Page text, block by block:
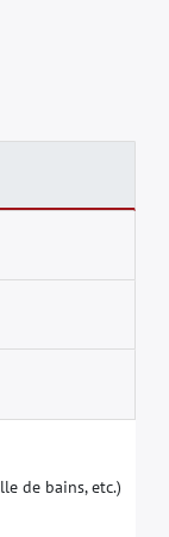
lle de bains, etc.)